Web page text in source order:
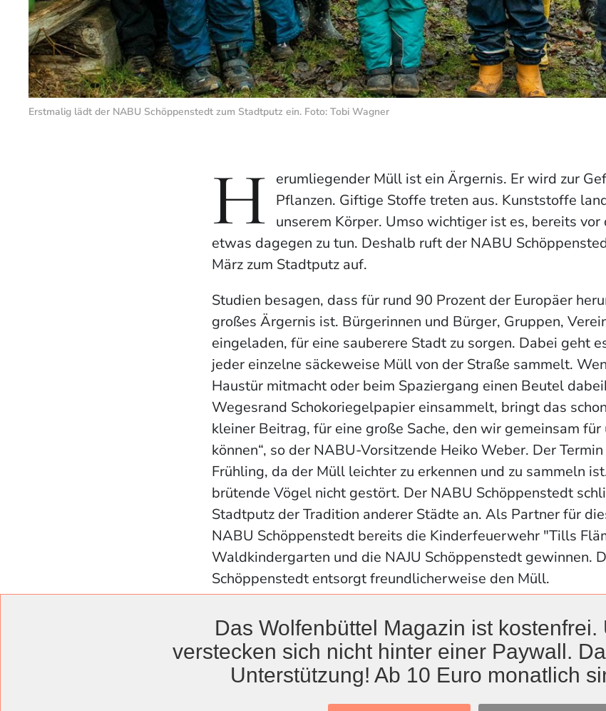
Erstmalig lädt der NABU Schöppenstedt zum Stadtputz ein. Foto: Tobi Wagner
H erumliegender Müll ist ein Ärgernis. Er wird zur
Pflanzen. Giftige Stoffe treten aus. Kunststoffe
unserem Körper. Umso wichtiger ist es, bereits
etwas dagegen zu tun. Deshalb ruft der NABU
März zum Stadtputz auf.
Studien besagen, dass für rund 90 Prozent der Europäer
großes Ärgernis ist. Bürgerinnen und Bürger, Gruppen,
eingeladen, für eine sauberere Stadt zu sorgen. Dabei geht
jeder einzelne säckeweise Müll von der Straße sammelt.
Haustür mitmacht oder beim Spaziergang einen Beutel
Wegesrand Schokoriegelpapier einsammelt, bringt das
kleiner Beitrag, für eine große Sache, den wir gemeinsam
können“, so der NABU-Vorsitzende Heiko Weber. Der
Frühling, da der Müll leichter zu erkennen und zu sammeln
brütende Vögel nicht gestört. Der NABU Schöppenstedt
Stadtputz der Tradition anderer Städte an. Als Partner für
NABU Schöppenstedt bereits die Kinderfeuerwehr "Tills
Waldkindergarten und die NAJU Schöppenstedt gewinnen.
Schöppenstedt entsorgt freundlicherweise den Müll.
„Jeder kann mitmachen"
Das Wolfenbüttel Magazin ist kostenfrei.
verstecken sich nicht hinter einer Paywall.
Unterstützung! Ab 10 Euro monatlich